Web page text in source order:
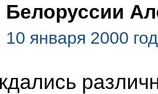
Белоруссии
10 января 2000